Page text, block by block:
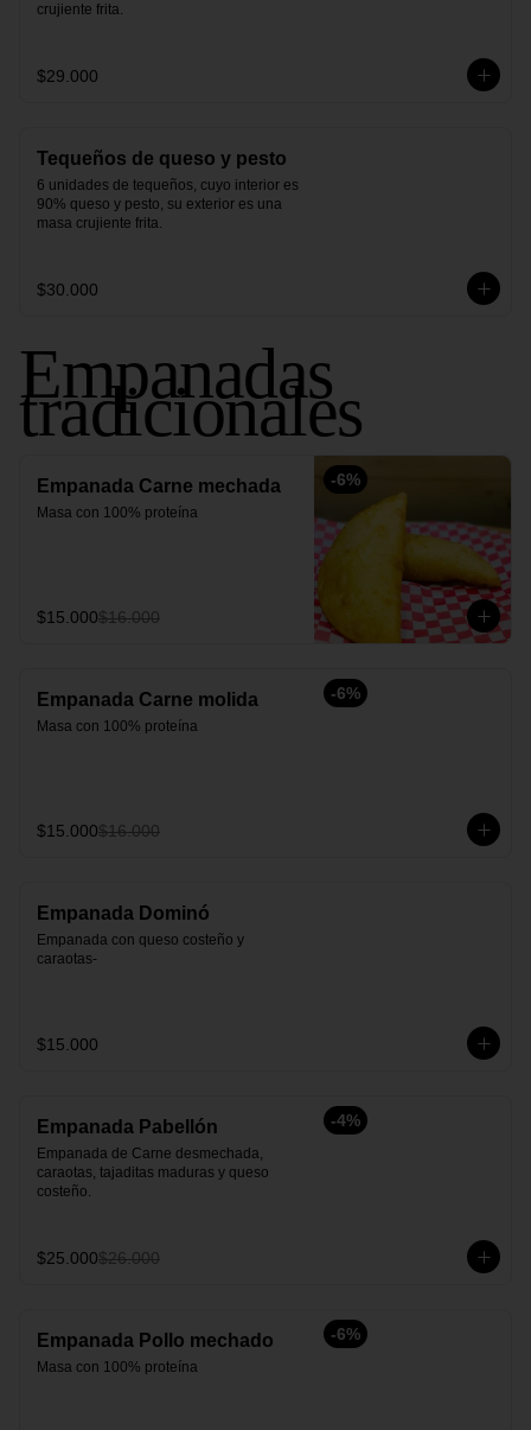
crujiente frita.
$29.000
Tequeños de queso y pesto
6 unidades de tequeños, cuyo interior es
90% queso y pesto, su exterior es una
masa crujiente frita.
$30.000
Empanadas
tradicionales
-6%
Empanada Carne mechada
Masa con 100% proteína
$15.000$16.000
-6%
Empanada Carne molida
Masa con 100% proteína
$15.000$16.000
Empanada Dominó
Empanada con queso costeño y
caraotas-
$15.000
-4%
Empanada Pabellón
Empanada de Carne desmechada,
caraotas, tajaditas maduras y queso
costeño.
$25.000$26.000
-6%
Empanada Pollo mechado
Masa con 100% proteína